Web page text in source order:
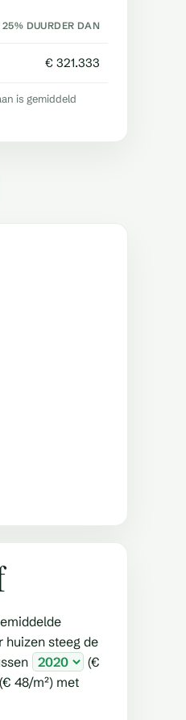
25% DUURDER DAN
€ 321.333
is gemiddeld
huizen steeg de
(€
(€ 48/m²) met